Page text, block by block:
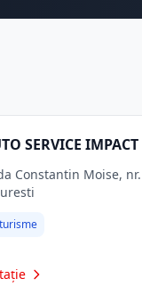
SERVICE IMPACT